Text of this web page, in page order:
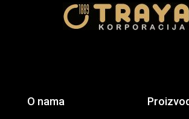
O nama